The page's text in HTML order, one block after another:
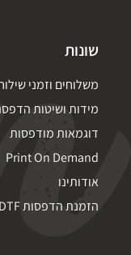
שונות
משלוחים וזמני
מידות ושיטות
דוגמאות מודפסות
Print On Demand
אודותינו
הזמנת הדפסות DTF